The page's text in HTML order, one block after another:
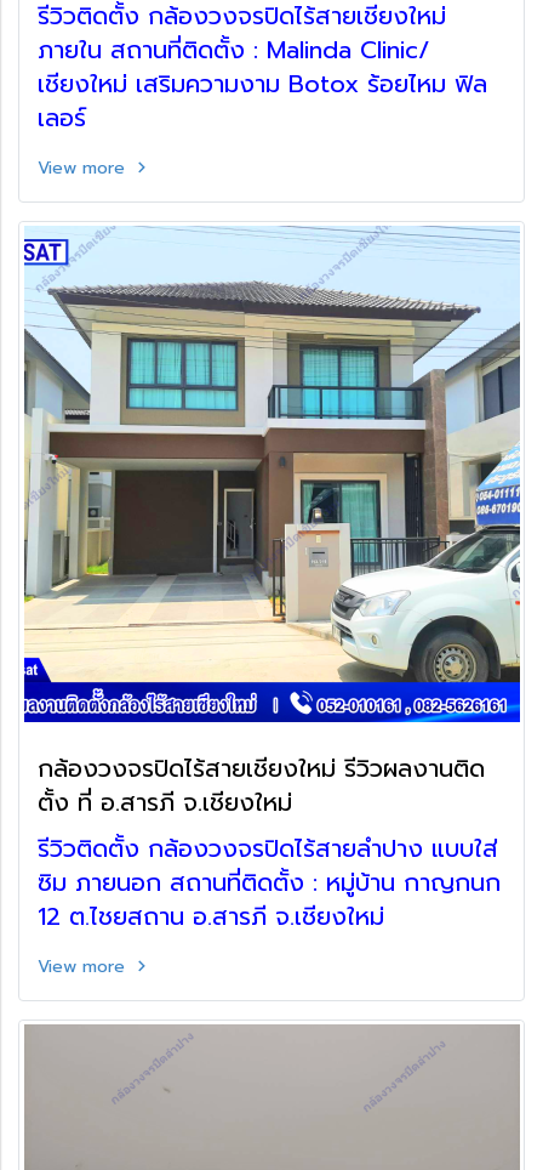
รีวิวติดตั้ง กล้องวงจรปิดไร้สายเชียงใหม่
ภายใน สถานที่ติดตั้ง : Malinda Clinic/
เชียงใหม่ เสริมความงาม Botox ร้อยไหม ฟิล
เลอร์
View more
กล้องวงจรปิดไร้สายเชียงใหม่ รีวิวผลงานติด
ตั้ง ที่ อ.สารภี จ.เชียงใหม่
รีวิวติดตั้ง กล้องวงจรปิดไร้สายลำปาง แบบใส่
ซิม ภายนอก สถานที่ติดตั้ง : หมู่บ้าน กาญกนก
12 ต.ไชยสถาน อ.สารภี จ.เชียงใหม่
View more